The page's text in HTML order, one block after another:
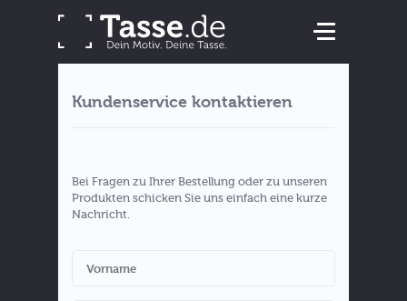
Kundenservice kontaktieren
Bei Fragen zu Ihrer Bestellung oder zu unseren
Produkten schicken Sie uns einfach eine kurze
Nachricht.